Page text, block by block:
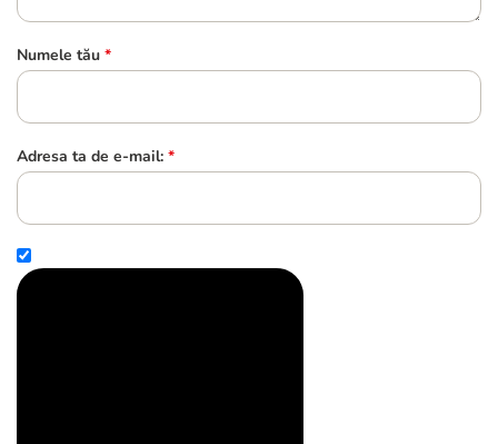
Numele tău *
Adresa ta de e-mail: *